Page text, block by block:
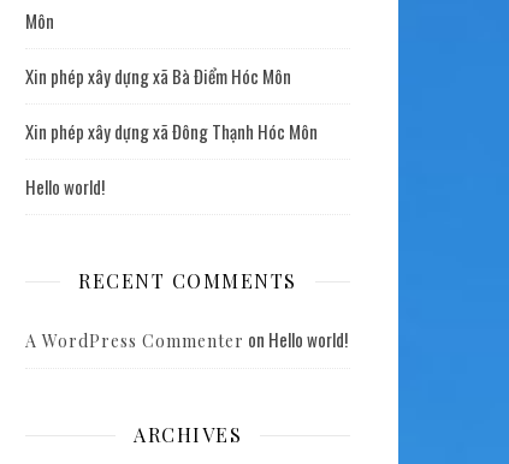
Môn
Xin phép xây dựng xã Bà Điểm Hóc Môn
Xin phép xây dựng xã Đông Thạnh Hóc Môn
Hello world!
RECENT COMMENTS
A WordPress Commenter on Hello world!
ARCHIVES